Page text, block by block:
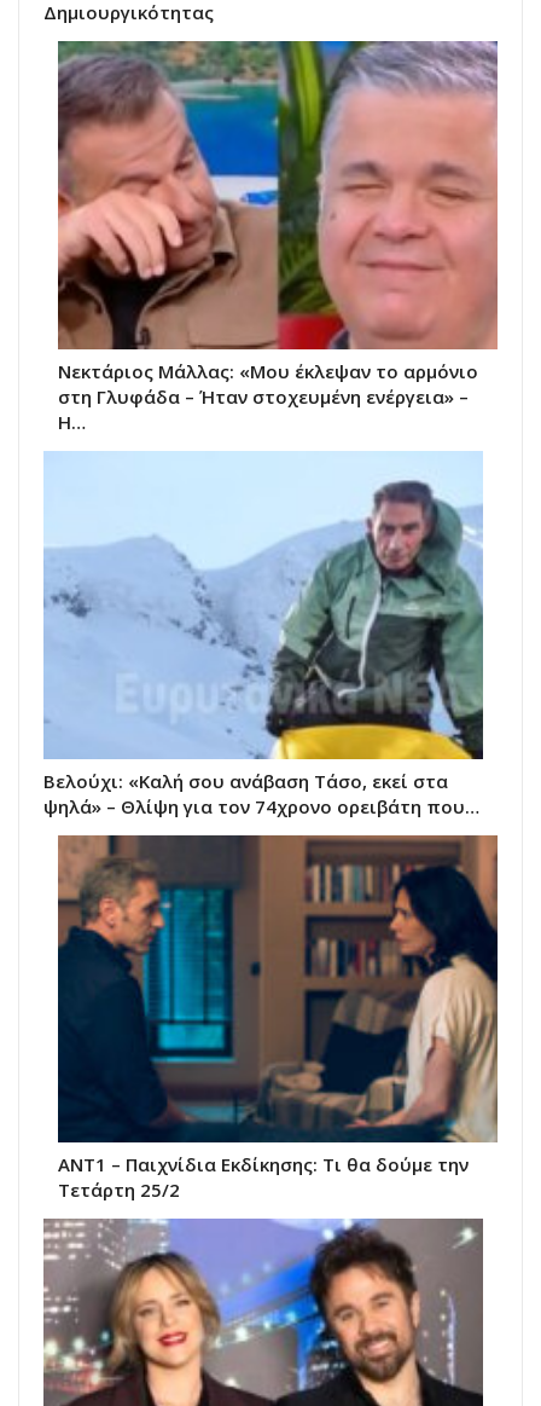
Δημιουργικότητας
Νεκτάριος Μάλλας: «Μου έκλεψαν το αρμόνιο
στη Γλυφάδα – Ήταν στοχευμένη ενέργεια» –
Η…
Βελούχι: «Καλή σου ανάβαση Τάσο, εκεί στα
ψηλά» – Θλίψη για τον 74χρονο ορειβάτη που…
ΑΝΤ1 – Παιχνίδια Εκδίκησης: Τι θα δούμε την
Τετάρτη 25/2